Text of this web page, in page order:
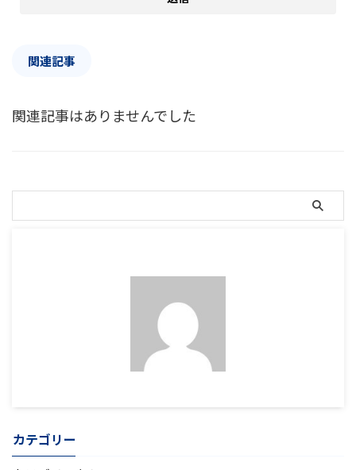
関連記事
関連記事はありませんでした
カテゴリー